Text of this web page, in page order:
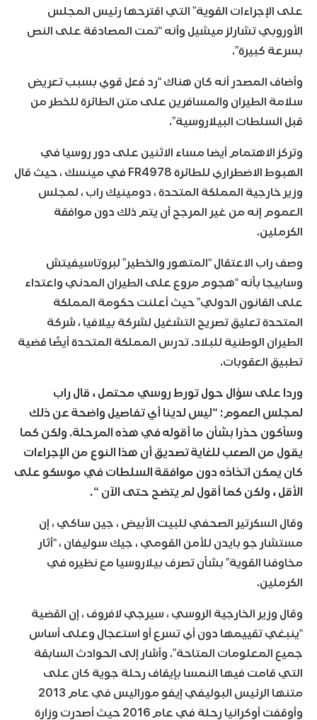
على الإجراءات القوية” التي اقترحها رئيس المجلس
الأوروبي تشارلز ميشيل وأنه “تمت المصادقة على النص
بسرعة كبيرة”.
وأضاف المصدر أنه كان هناك “رد فعل قوي بسبب تعريض
سلامة الطيران والمسافرين على متن الطائرة للخطر من
قبل السلطات البيلاروسية”.
وتركز الاهتمام أيضا مساء الاثنين على دور روسيا في
الهبوط الاضطراري للطائرة FR4978 في مينسك ، حيث قال
وزير خارجية المملكة المتحدة ، دومينيك راب ، لمجلس
العموم إنه من غير المرجح أن يتم ذلك دون موافقة
الكرملين.
وصف راب الاعتقال “المتهور والخطير” لبروتاسيفيتش
وسابيجا بأنه “هجوم مروع على الطيران المدني واعتداء
على القانون الدولي” حيث أعلنت حكومة المملكة
المتحدة تعليق تصريح التشغيل لشركة بيلافيا ، شركة
الطيران الوطنية للبلاد. تدرس المملكة المتحدة أيضًا قضية
تطبيق العقوبات.
وردا على سؤال حول تورط روسي محتمل ، قال راب
لمجلس العموم: “ليس لدينا أي تفاصيل واضحة عن ذلك
وسأكون حذرا بشأن ما أقوله في هذه المرحلة. ولكن كما
يقول من الصعب للغاية تصديق أن هذا النوع من الإجراءات
كان يمكن اتخاذه دون موافقة السلطات في موسكو على
الأقل ، ولكن كما أقول لم يتضح حتى الآن “.
وقال السكرتير الصحفي للبيت الأبيض ، جين ساكي ، إن
مستشار جو بايدن للأمن القومي ، جيك سوليفان ، “أثار
مخاوفنا القوية” بشأن تصرف بيلاروسيا مع نظيره في
الكرملين.
وقال وزير الخارجية الروسي ، سيرجي لافروف ، إن القضية
“ينبغي تقييمها دون أي تسرع أو استعجال وعلى أساس
جميع المعلومات المتاحة”. وأشار إلى الحوادث السابقة
التي قامت فيها النمسا بإيقاف رحلة جوية كان على
متنها الرئيس البوليفي إيفو موراليس في عام 2013
وأوقفت أوكرانيا رحلة في عام 2016 حيث أصدرت وزارة